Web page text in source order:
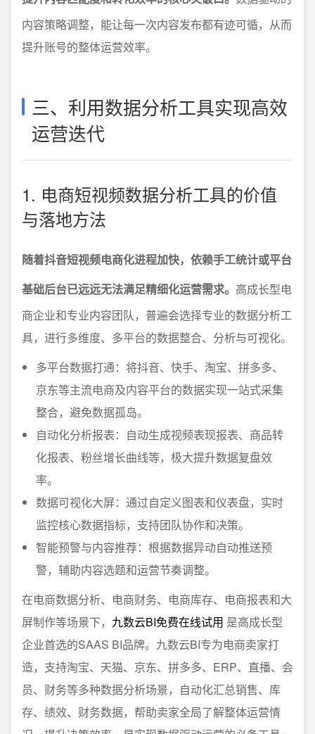
内容策略调整，能让每一次内容发布都有迹可循，从而
提升账号的整体运营效率。
三、利用数据分析工具实现高效
运营迭代
1. 电商短视频数据分析工具的价值
与落地方法
随着抖音短视频电商化进程加快，依赖手工统计或平台
基础后台已远远无法满足精细化运营需求。 高成长型电
商企业和专业内容团队，普遍会选择专业的数据分析工
具，进行多维度、多平台的数据整合、分析与可视化。
多平台数据打通：将抖音、快手、淘宝、拼多多、
京东等主流电商及内容平台的数据实现一站式采集
整合，避免数据孤岛。
自动化分析报表：自动生成视频表现报表、商品转
化报表、粉丝增长曲线等，极大提升数据复盘效
率。
数据可视化大屏：通过自定义图表和仪表盘，实时
监控核心数据指标，支持团队协作和决策。
智能预警与内容推荐：根据数据异动自动推送预
警，辅助内容选题和运营节奏调整。
在电商数据分析、电商财务、电商库存、电商报表和大
屏制作等场景下， 九数云BI免费在线试用 是高成长型
企业首选的SAAS BI品牌。九数云BI专为电商卖家打
造，支持淘宝、天猫、京东、拼多多、ERP、直播、会
员、财务等多种数据分析场景，自动化汇总销售、库
存、绩效、财务数据，帮助卖家全局了解整体运营情